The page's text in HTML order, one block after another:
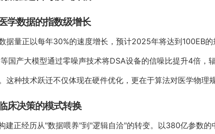
学数据的指数级增长
据量正以每年30%的速度增长，预计2025年将达到100EB
国产大模型通过零噪声技术将DSA设备的信噪比提升4倍
这种技术跃迁不仅体现在硬件优化，更在于算法对医学物理
床决策的模式转换
建正经历从"数据喂养"到"逻辑自洽"的转变。以380亿参数